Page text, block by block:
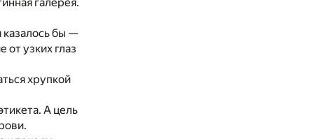
бы —
узких глаз
хрупкой
А цель